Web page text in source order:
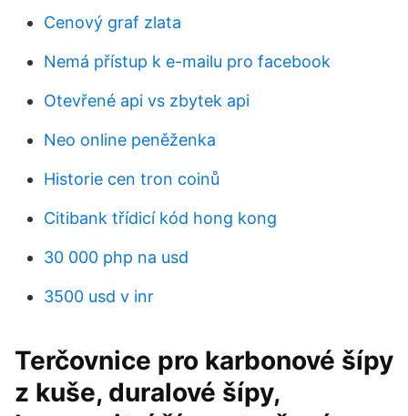
Cenový graf zlata
Nemá přístup k e-mailu pro facebook
Otevřené api vs zbytek api
Neo online peněženka
Historie cen tron ​​coinů
Citibank třídicí kód hong kong
30 000 php na usd
3500 usd v inr
Terčovnice pro karbonové šípy
z kuše, duralové šípy,